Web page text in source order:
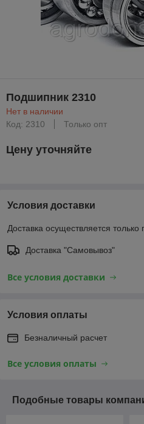
Подшипник 2310
Нет в наличии
Код: 2310
Только опт
Цену уточняйте
Условия доставки
Доставка осуществляется только
Доставка "Самовывоз"
Все условия доставки
Условия оплаты
Безналичный расчет
Все условия оплаты
Подобные товары